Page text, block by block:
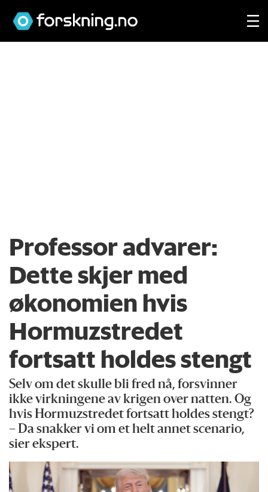
Professor advarer:
Dette skjer med
økonomien hvis
Hormuzstredet
fortsatt holdes stengt
Selv om det skulle bli fred nå, forsvinner
ikke virkningene av krigen over natten. Og
hvis Hormuzstredet fortsatt holdes stengt?
– Da snakker vi om et helt annet scenario,
sier ekspert.